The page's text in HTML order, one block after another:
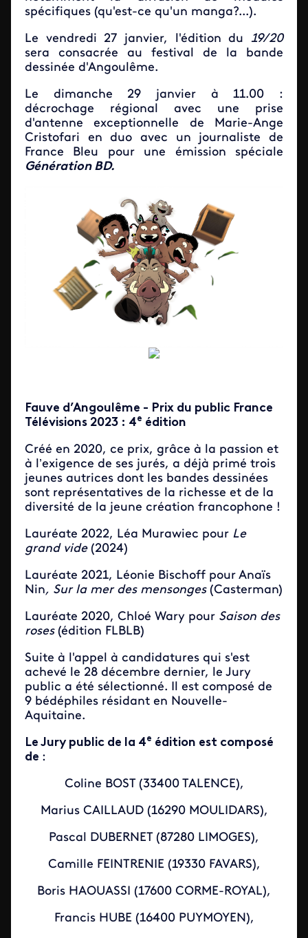
spécifiques (qu'est-ce qu'un manga?...).
Le vendredi 27 janvier, l'édition du 19/20
sera consacrée au festival de la bande
dessinée d'Angoulême.
Le dimanche 29 janvier à 11.00 :
décrochage régional avec une prise
d'antenne exceptionnelle de Marie-Ange
Cristofari en duo avec un journaliste de
France Bleu pour une émission spéciale
Génération BD.
Fauve d’Angoulême - Prix du public France
Télévisions 2023 : 4e édition
Créé en 2020, ce prix, grâce à la passion et
à l’exigence de ses jurés, a déjà primé trois
jeunes autrices dont les bandes dessinées
sont représentatives de la richesse et de la
diversité de la jeune création francophone !
Lauréate 2022, Léa Murawiec pour Le
grand vide(2024)
Lauréate 2021, Léonie Bischoff pour Anaïs
Nin, Sur la mer des mensonges(Casterman)
Lauréate 2020, Chloé Wary pour Saison des
roses(édition FLBLB)
Suite à l'appel à candidatures qui s'est
achevé le 28 décembre dernier, le Jury
public a été sélectionné. Il est composé de
9 bédéphiles résidant en Nouvelle-
Aquitaine.
Le Jury public de la 4e édition est composé
de :
Coline BOST (33400 TALENCE),
Marius CAILLAUD (16290 MOULIDARS),
Pascal DUBERNET (87280 LIMOGES),
Camille FEINTRENIE (19330 FAVARS),
Boris HAOUASSI (17600 CORME-ROYAL),
Francis HUBE (16400 PUYMOYEN),